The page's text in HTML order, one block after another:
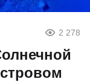
2 278